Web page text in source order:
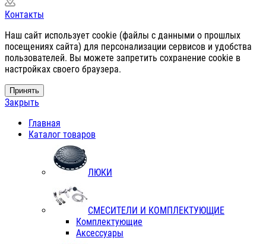
Контакты
Наш сайт использует cookie (файлы с данными о прошлых
посещениях сайта) для персонализации сервисов и удобства
пользователей. Вы можете запретить сохранение cookie в
настройках своего браузера.
Принять
Закрыть
Главная
Каталог товаров
ЛЮКИ
СМЕСИТЕЛИ И КОМПЛЕКТУЮЩИЕ
Комплектующие
Аксессуары